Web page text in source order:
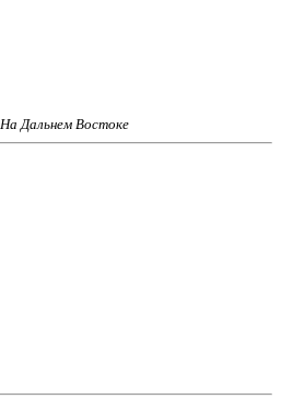
На Дальнем Востоке